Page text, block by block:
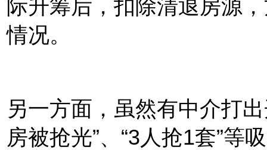
际升筹后，扣除清退房源
情况。
另一方面，虽然有中介打出
房被抢光”、“3人抢1套”等